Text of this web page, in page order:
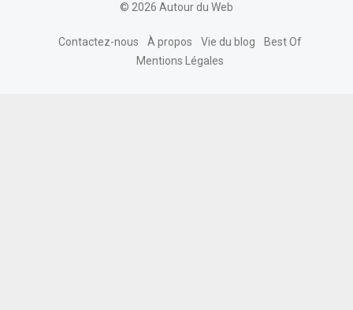
© 2026 Autour du Web
Contactez-nous À propos Vie du blog
Best Of
Mentions Légales